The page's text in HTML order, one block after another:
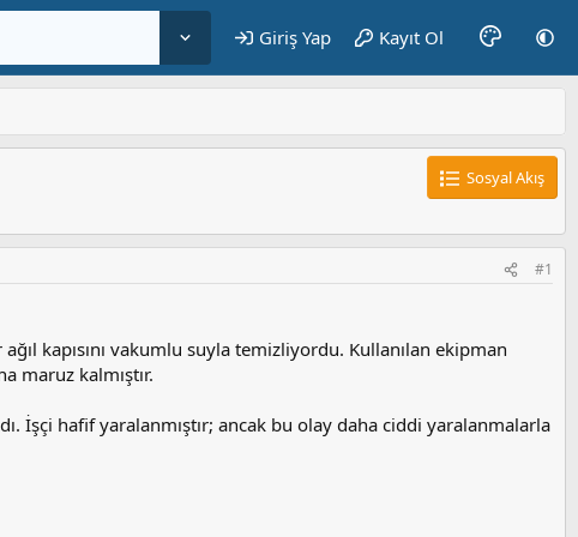
Giriş Yap Kayıt Ol
Sosyal Akış
#1
kapısını vakumlu suyla temizliyordu. Kullanılan ekipman
maruz kalmıştır.
İşçi hafif yaralanmıştır; ancak bu olay daha ciddi yaralanmalarla